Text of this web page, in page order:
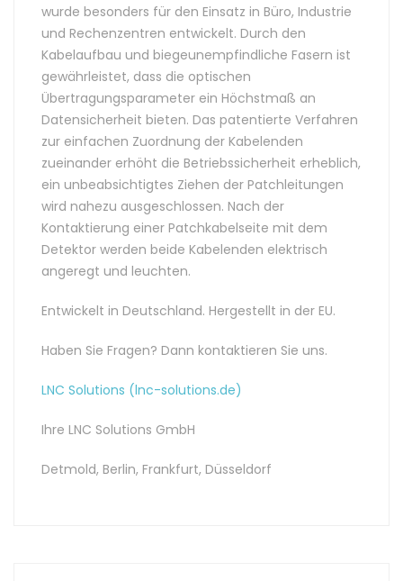
wurde besonders für den Einsatz in Büro, Industrie
und Rechenzentren entwickelt. Durch den
Kabelaufbau und biegeunempfindliche Fasern ist
gewährleistet, dass die optischen
Übertragungsparameter ein Höchstmaß an
Datensicherheit bieten. Das patentierte Verfahren
zur einfachen Zuordnung der Kabelenden
zueinander erhöht die Betriebssicherheit erheblich,
ein unbeabsichtigtes Ziehen der Patchleitungen
wird nahezu ausgeschlossen. Nach der
Kontaktierung einer Patchkabelseite mit dem
Detektor werden beide Kabelenden elektrisch
angeregt und leuchten.
Entwickelt in Deutschland. Hergestellt in der EU.
Haben Sie Fragen? Dann kontaktieren Sie uns.
LNC Solutions (lnc-solutions.de)
Ihre LNC Solutions GmbH
Detmold, Berlin, Frankfurt, Düsseldorf